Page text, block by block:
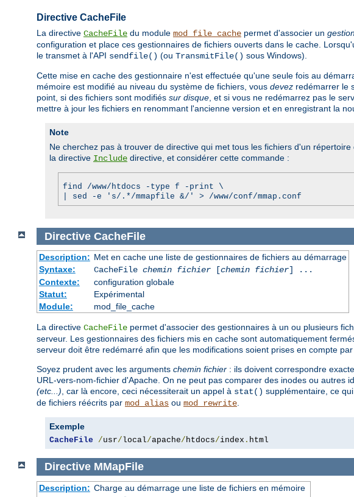
Directive CacheFile
La directive CacheFile du module mod_file_cache permet d'associer un
configuration et place ces gestionnaires de fichiers ouverts dans le cache.
le transmet à l'API sendfile() (ou TransmitFile() sous Windows).
Cette mise en cache des gestionnaire n'est effectuée qu'une seule fois au
mémoire est modifié au niveau du système de fichiers, vous devez redémarrer le
point, si des fichiers sont modifiés sur disque , et si vous ne redémarrez pas le
mettre à jour les fichiers en renommant l'ancienne version et en enregistrant la
Note
Ne cherchez pas à trouver de directive qui met tous les fichiers d'un
la directive Include directive, et considérer cette commande :
find /www/htdocs -type f -print \
| sed -e 's/.*/mmapfile &/' > /www/conf/mmap.conf
Directive CacheFile
Description: Met en cache une liste de gestionnaires de fichiers au démarrage
Syntaxe:
CacheFile chemin fichier[chemin fichier] ...
Contexte:
configuration globale
Statut:
Expérimental
Module:
mod_file_cache
La directive CacheFile permet d'associer des gestionnaires à un ou plusieurs
serveur. Les gestionnaires des fichiers mis en cache sont automatiquement
serveur doit être redémarré afin que les modifications soient prises en compte
Soyez prudent avec les arguments chemin fichier : ils doivent correspondre
URL-vers-nom-fichier d'Apache. On ne peut pas comparer des inodes ou
(etc...), car là encore, ceci nécessiterait un appel à stat() supplémentaire, ce
de fichiers réécrits par mod_alias ou mod_rewrite.
Exemple
CacheFile /usr/local/apache/htdocs/index . html
Directive MMapFile
Description: Charge au démarrage une liste de fichiers en mémoire